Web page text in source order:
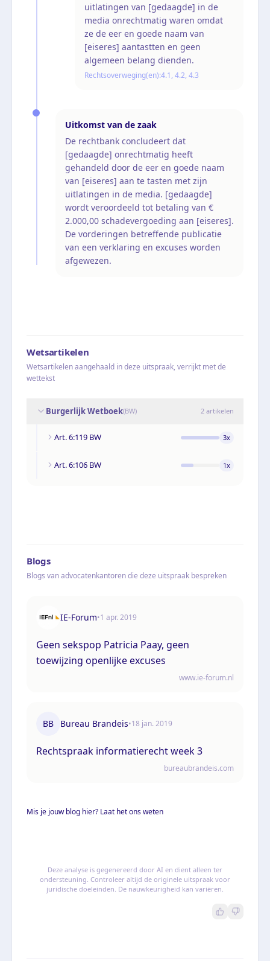
uitlatingen van [gedaagde] in de
media onrechtmatig waren omdat
ze de eer en goede naam van
[eiseres] aantastten en geen
algemeen belang dienden.
Rechtsoverweging(en):4.1, 4.2, 4.3
Uitkomst van de zaak
De rechtbank concludeert dat
[gedaagde] onrechtmatig heeft
gehandeld door de eer en goede naam
van [eiseres] aan te tasten met zijn
uitlatingen in de media. [gedaagde]
wordt veroordeeld tot betaling van €
2.000,00 schadevergoeding aan [eiseres].
De vorderingen betreffende publicatie
van een verklaring en excuses worden
afgewezen.
Wetsartikelen
Wetsartikelen aangehaald in deze uitspraak, verrijkt met de
wettekst
Burgerlijk Wetboek(BW) 2 artikelen
Art. 6:119 BW 3x
Art. 6:106 BW 1x
Blogs
Blogs van advocatenkantoren die deze uitspraak bespreken
IE-Forum•1 apr. 2019
Geen sekspop Patricia Paay, geen
toewijzing openlijke excuses
www.ie-forum.nl
BB Bureau Brandeis•18 jan. 2019
Rechtspraak informatierecht week 3
bureaubrandeis.com
Mis je jouw blog hier? Laat het ons weten
Deze analyse is gegenereerd door AI en dient alleen ter
ondersteuning. Controleer altijd de originele uitspraak voor
juridische doeleinden. De nauwkeurigheid kan variëren.